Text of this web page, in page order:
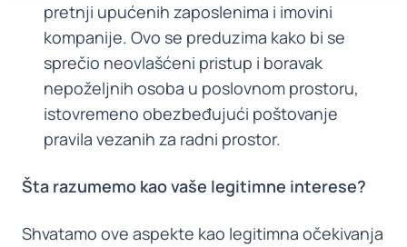
pretnji upućenih zaposlenima i imovini
kompanije. Ovo se preduzima kako bi se
sprečio neovlašćeni pristup i boravak
nepoželjnih osoba u poslovnom prostoru,
istovremeno obezbeđujući poštovanje
pravila vezanih za radni prostor.
Šta razumemo kao vaše legitimne interese?
Shvatamo ove aspekte kao legitimna očekivanja